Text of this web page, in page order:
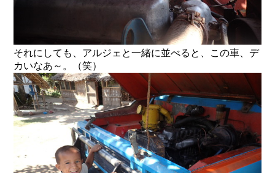
それにしても、アルジェと一緒に並べると、この車、デ
カいなあ～。（笑）